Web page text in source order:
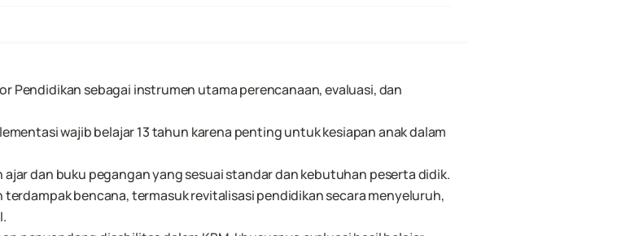
Pendidikan sebagai instrumen utama perencanaan, evaluasi, dan
wajib belajar 13 tahun karena penting untuk kesiapan anak dalam
ajar dan buku pegangan yang sesuai standar dan kebutuhan peserta didik.
bencana, termasuk revitalisasi pendidikan secara menyeluruh,